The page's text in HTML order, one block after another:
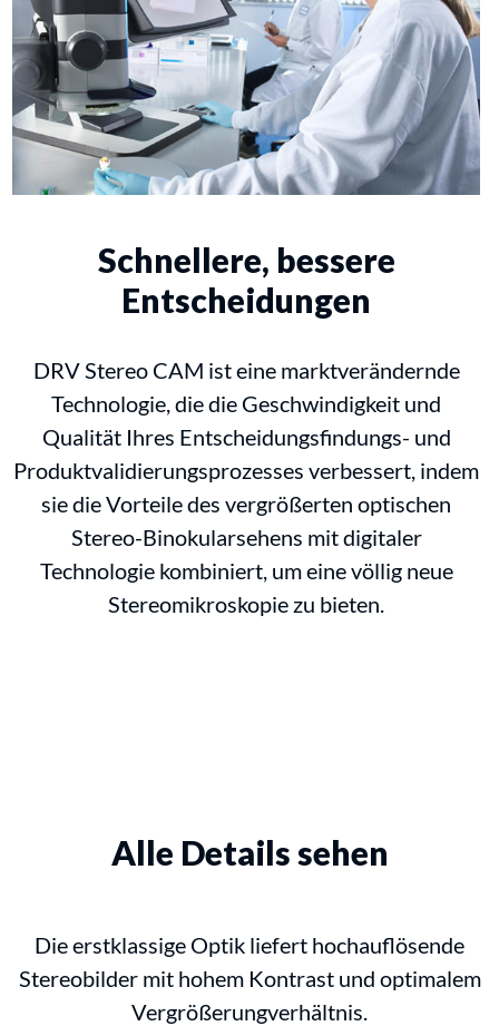
Schnellere, bessere
Entscheidungen
DRV Stereo CAM ist eine marktverändernde
Technologie, die die Geschwindigkeit und
Qualität Ihres Entscheidungsfindungs- und
Produktvalidierungsprozesses verbessert, indem
sie die Vorteile des vergrößerten optischen
Stereo-Binokularsehens mit digitaler
Technologie kombiniert, um eine völlig neue
Stereomikroskopie zu bieten.
Alle Details sehen
Die erstklassige Optik liefert hochauflösende
Stereobilder mit hohem Kontrast und optimalem
Vergrößerungverhältnis.